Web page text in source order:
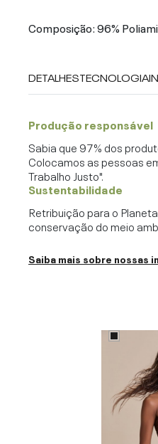
Composição: 96%
DETALHESTECNOLOGIA
Produção responsável
Sabia que 97% dos
Colocamos as pessoas
Trabalho Justo".
Sustentabilidade
Retribuição para o
conservação do meio
Saiba mais sobre nossas